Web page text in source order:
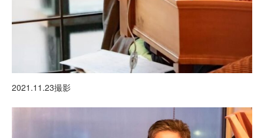
2021.11.23撮影